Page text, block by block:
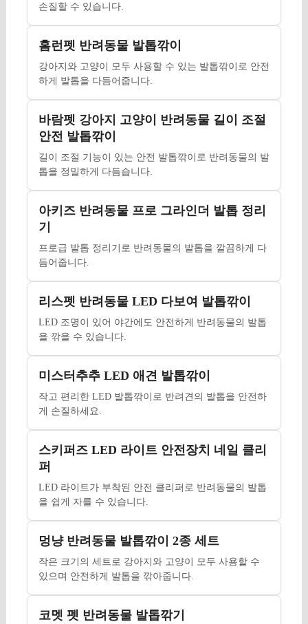
손질할 수 있습니다.
홈런펫 반려동물 발톱깎이
강아지와 고양이 모두 사용할 수 있는 발톱깎이로 안전
하게 발톱을 다듬어줍니다.
바람펫 강아지 고양이 반려동물 길이 조절
안전 발톱깎이
길이 조절 기능이 있는 안전 발톱깎이로 반려동물의 발
톱을 정밀하게 다듬습니다.
아키즈 반려동물 프로 그라인더 발톱 정리
기
프로급 발톱 정리기로 반려동물의 발톱을 깔끔하게 다
듬어줍니다.
리스펫 반려동물 LED 다보여 발톱깎이
LED 조명이 있어 야간에도 안전하게 반려동물의 발톱
을 깎을 수 있습니다.
미스터추추 LED 애견 발톱깎이
작고 편리한 LED 발톱깎이로 반려견의 발톱을 안전하
게 손질하세요.
스키퍼즈 LED 라이트 안전장치 네일 클리
퍼
LED 라이트가 부착된 안전 클리퍼로 반려동물의 발톱
을 쉽게 자를 수 있습니다.
멍냥 반려동물 발톱깎이 2종 세트
작은 크기의 세트로 강아지와 고양이 모두 사용할 수
있으며 안전하게 발톱을 깎아줍니다.
코멧 펫 반려동물 발톱깎기